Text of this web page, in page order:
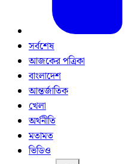
সর্বশেষ
আজকের পত্রিকা
বাংলাদেশ
আন্তর্জাতিক
খেলা
অর্থনীতি
মতামত
ভিডিও